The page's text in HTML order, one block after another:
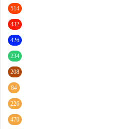
514
432
426
234
208
84
226
470